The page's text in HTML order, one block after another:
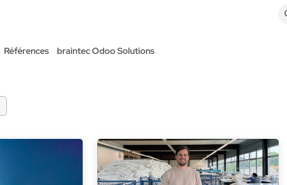
Références braintec Odoo Solutions